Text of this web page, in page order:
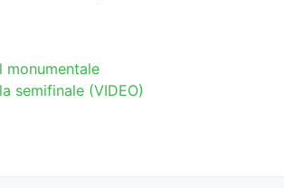
monumentale
semifinale (VIDEO)